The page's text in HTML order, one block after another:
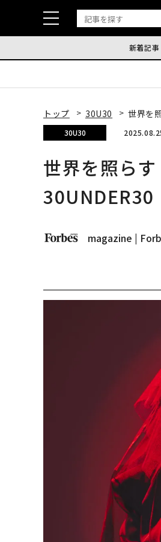
新着記事
トップ 30U30 世界を
30U30
世界を照ら
30UNDER30
magazine |